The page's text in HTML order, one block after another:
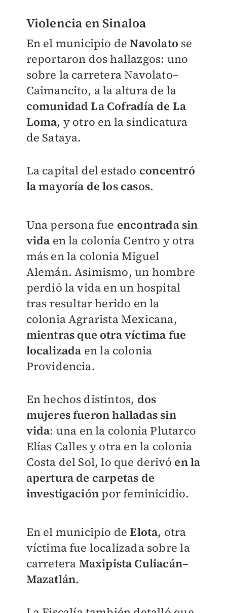
Violencia en Sinaloa
En el municipio deNavolato se
reportaron dos hallazgos: uno
sobre la carretera Navolato–
Caimancito, a la altura de la
comunidad La Cofradía de La
Loma, y otro en la sindicatura
de Sataya.
La capital del estado concentró
la mayoría de los casos.
Una persona fue encontrada sin
vida en la colonia Centro y otra
más en la colonia Miguel
Alemán. Asimismo, un hombre
perdió la vida en un hospital
tras resultar herido en la
colonia Agrarista Mexicana,
mientras que otra víctima fue
localizada en la colonia
Providencia.
En hechos distintos, dos
mujeres fueron halladas sin
vida: una en la colonia Plutarco
Elías Calles y otra en la colonia
Costa del Sol, lo que derivó en la
apertura de carpetas de
investigación por feminicidio.
En el municipio deElota, otra
víctima fue localizada sobre la
carretera Maxipista Culiacán–
Mazatlán.